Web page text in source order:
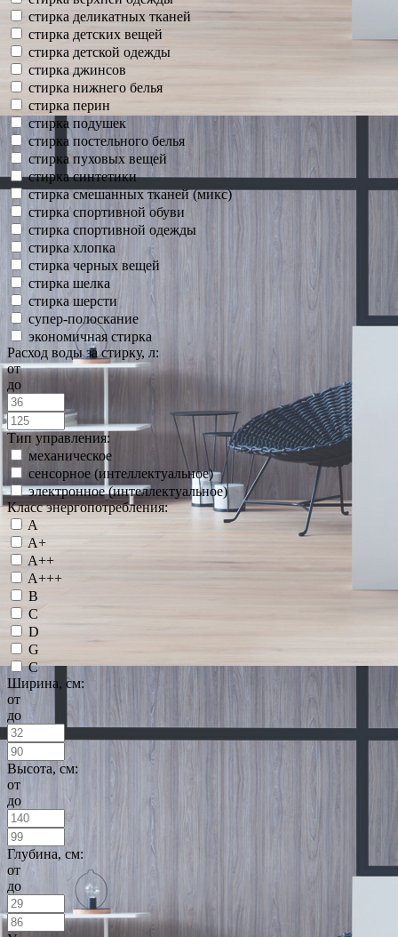
стирка деликатных тканей
стирка детских вещей
стирка детской одежды
стирка джинсов
стирка нижнего белья
стирка перин
стирка подушек
стирка постельного белья
стирка пуховых вещей
стирка синтетики
стирка смешанных тканей (микс)
стирка спортивной обуви
стирка спортивной одежды
стирка хлопка
стирка черных вещей
стирка шелка
стирка шерсти
супер-полоскание
экономичная стирка
Расход воды за стирку, л:
от
до
Тип управления:
механическое
сенсорное (интеллектуальное)
электронное (интеллектуальное)
Класс энергопотребления:
A
A+
A++
A+++
B
C
D
G
С
Ширина, см:
от
до
Высота, см:
от
до
Глубина, см:
от
до